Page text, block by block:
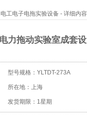
电工电子电拖实验设备 - 详细内容
力拖动实验室成套设
型号规格：YLTDT-273A
所在地：上海
发货期限：1星期